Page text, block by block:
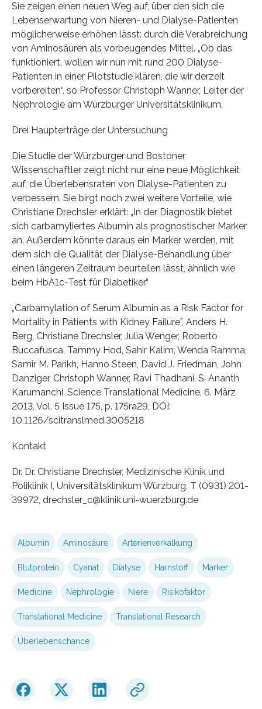
Sie zeigen einen neuen Weg auf, über den sich die
Lebenserwartung von Nieren- und Dialyse-Patienten
möglicherweise erhöhen lässt: durch die Verabreichung
von Aminosäuren als vorbeugendes Mittel. „Ob das
funktioniert, wollen wir nun mit rund 200 Dialyse-
Patienten in einer Pilotstudie klären, die wir derzeit
vorbereiten“, so Professor Christoph Wanner, Leiter der
Nephrologie am Würzburger Universitätsklinikum.
Drei Haupterträge der Untersuchung
Die Studie der Würzburger und Bostoner
Wissenschaftler zeigt nicht nur eine neue Möglichkeit
auf, die Überlebensraten von Dialyse-Patienten zu
verbessern. Sie birgt noch zwei weitere Vorteile, wie
Christiane Drechsler erklärt: „In der Diagnostik bietet
sich carbamyliertes Albumin als prognostischer Marker
an. Außerdem könnte daraus ein Marker werden, mit
dem sich die Qualität der Dialyse-Behandlung über
einen längeren Zeitraum beurteilen lässt, ähnlich wie
beim HbA1c-Test für Diabetiker.“
„Carbamylation of Serum Albumin as a Risk Factor for
Mortality in Patients with Kidney Failure”, Anders H.
Berg, Christiane Drechsler, Julia Wenger, Roberto
Buccafusca, Tammy Hod, Sahir Kalim, Wenda Ramma,
Samir M. Parikh, Hanno Steen, David J. Friedman, John
Danziger, Christoph Wanner, Ravi Thadhani, S. Ananth
Karumanchi. Science Translational Medicine, 6. März
2013, Vol. 5 Issue 175, p. 175ra29, DOI:
10.1126/scitranslmed.3005218
Kontakt
Dr. Dr. Christiane Drechsler, Medizinische Klinik und
Poliklinik I, Universitätsklinikum Würzburg, T (0931) 201-
39972, drechsler_c@klinik.uni-wuerzburg.de
Albumin Aminosäure Arterienverkalkung
Blutprotein Cyanat Dialyse Harnstoff Marker
Medicine Nephrologie Niere Risikofaktor
Translational Medicine Translational Research
Überlebenschance